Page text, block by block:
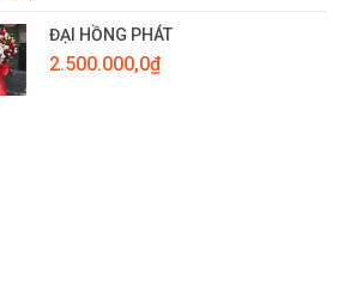
ĐẠI HỒNG PHÁT
2.500.000,0₫